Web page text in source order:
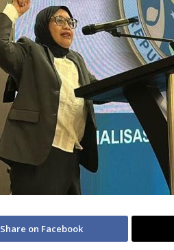
Share on Facebook